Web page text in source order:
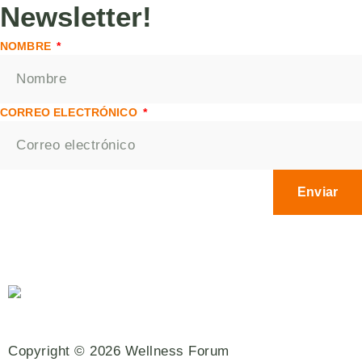
Newsletter!
NOMBRE
CORREO ELECTRÓNICO
Enviar
Copyright © 2026 Wellness Forum